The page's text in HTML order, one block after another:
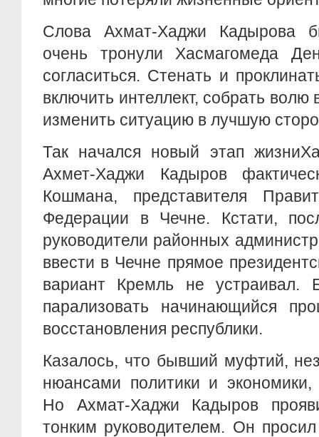
Слова Ахмат-Хаджи Кадырова
очень тронули Хасмагомеда
согласиться. Стенать и
включить интеллект, собрать волю
изменить ситуацию в лучшую
Так начался новый этап
Ахмет-Хаджи Кадыров
Кошмана, представителя
Федерации в Чечне. Кстати,
руководители районных
ввести в Чечне прямое
вариант Кремль не устраивал.
парализовать начинающийся
восстановления республики.
Казалось, что бывший муфтий,
нюансами политики и
Но Ахмат-Хаджи Кадыров
тонким руководителем. Он